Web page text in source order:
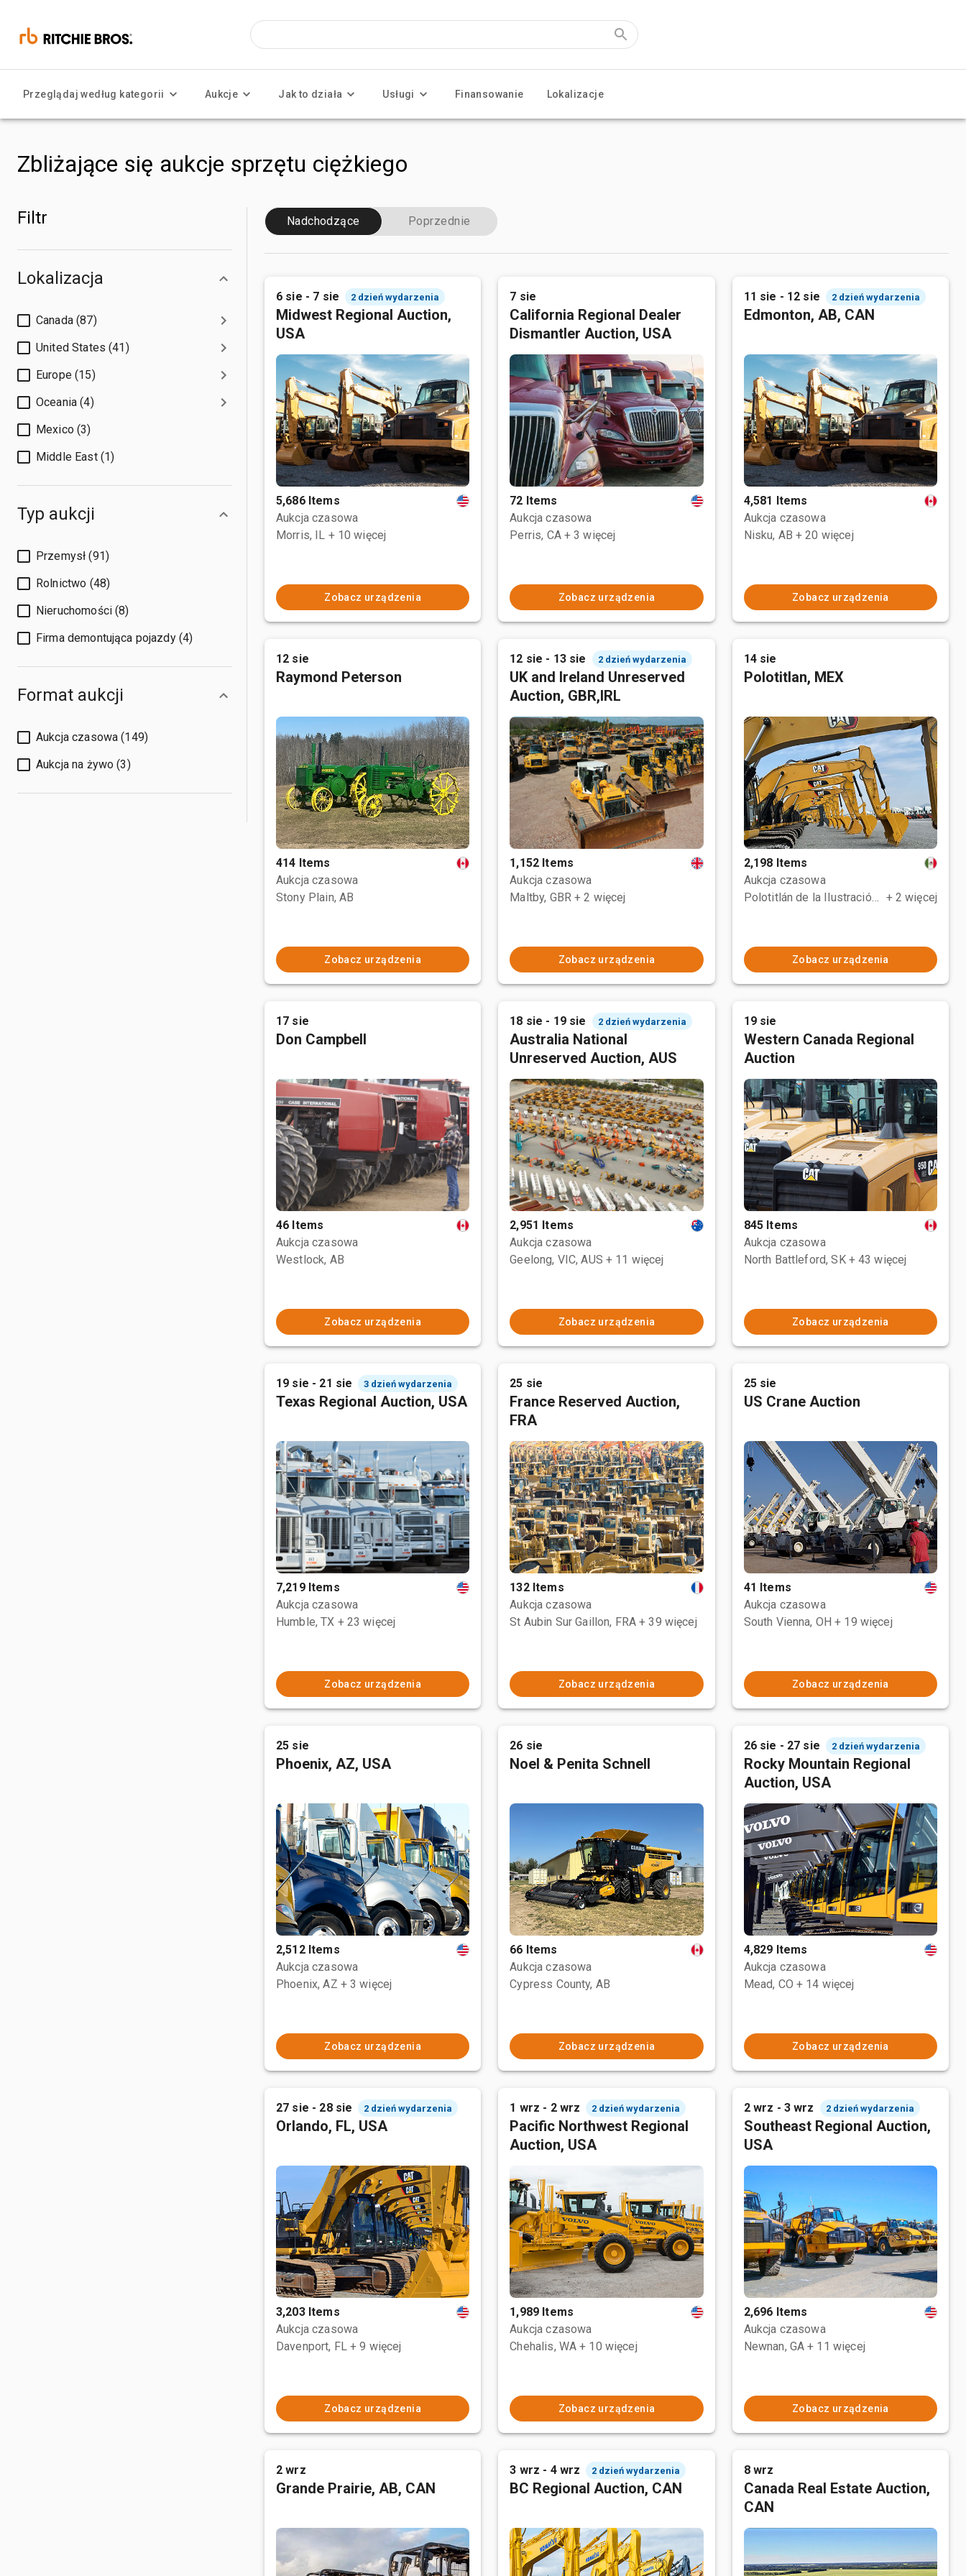
Przeglądaj według kategorii Aukcje Jak to działa Usługi Finansowanie Lokalizacje
Zbliżające się aukcje sprzętu ciężkiego
Filtr
Lokalizacja
Canada (87)
United States (41)
Europe (15)
Oceania (4)
Mexico (3)
Middle East (1)
Typ aukcji
Przemysł (91)
Rolnictwo (48)
Nieruchomości (8)
Firma demontująca pojazdy (4)
Format aukcji
Aukcja czasowa (149)
Aukcja na żywo (3)
Nadchodzące Poprzednie
6 sie - 7 sie 2 dzień wydarzenia
Midwest Regional Auction,
USA
5,686 Items
Aukcja czasowa
Morris, IL + 10 więcej
Zobacz urządzenia
7 sie
California Regional Dealer
Dismantler Auction, USA
72 Items
Aukcja czasowa
Perris, CA + 3 więcej
Zobacz urządzenia
11 sie - 12 sie 2 dzień wydarzenia
Edmonton, AB, CAN
4,581 Items
Aukcja czasowa
Nisku, AB + 20 więcej
Zobacz urządzenia
12 sie
Raymond Peterson
414 Items
Aukcja czasowa
Stony Plain, AB
Zobacz urządzenia
12 sie - 13 sie 2 dzień wydarzenia
UK and Ireland Unreserved
Auction, GBR,IRL
1,152 Items
Aukcja czasowa
Maltby, GBR + 2 więcej
Zobacz urządzenia
14 sie
Polotitlan, MEX
2,198 Items
Aukcja czasowa
Polotitlán de la Ilustración, MEX + 2 więcej
Zobacz urządzenia
17 sie
Don Campbell
46 Items
Aukcja czasowa
Westlock, AB
Zobacz urządzenia
18 sie - 19 sie 2 dzień wydarzenia
Australia National
Unreserved Auction, AUS
2,951 Items
Aukcja czasowa
Geelong, VIC, AUS + 11 więcej
Zobacz urządzenia
19 sie
Western Canada Regional
Auction
845 Items
Aukcja czasowa
North Battleford, SK + 43 więcej
Zobacz urządzenia
19 sie - 21 sie 3 dzień wydarzenia
Texas Regional Auction, USA
7,219 Items
Aukcja czasowa
Humble, TX + 23 więcej
Zobacz urządzenia
25 sie
France Reserved Auction,
FRA
132 Items
Aukcja czasowa
St Aubin Sur Gaillon, FRA + 39 więcej
Zobacz urządzenia
25 sie
US Crane Auction
41 Items
Aukcja czasowa
South Vienna, OH + 19 więcej
Zobacz urządzenia
25 sie
Phoenix, AZ, USA
2,512 Items
Aukcja czasowa
Phoenix, AZ + 3 więcej
Zobacz urządzenia
26 sie
Noel & Penita Schnell
66 Items
Aukcja czasowa
Cypress County, AB
Zobacz urządzenia
26 sie - 27 sie 2 dzień wydarzenia
Rocky Mountain Regional
Auction, USA
4,829 Items
Aukcja czasowa
Mead, CO + 14 więcej
Zobacz urządzenia
27 sie - 28 sie 2 dzień wydarzenia
Orlando, FL, USA
3,203 Items
Aukcja czasowa
Davenport, FL + 9 więcej
Zobacz urządzenia
1 wrz - 2 wrz 2 dzień wydarzenia
Pacific Northwest Regional
Auction, USA
1,989 Items
Aukcja czasowa
Chehalis, WA + 10 więcej
Zobacz urządzenia
2 wrz - 3 wrz 2 dzień wydarzenia
Southeast Regional Auction,
USA
2,696 Items
Aukcja czasowa
Newnan, GA + 11 więcej
Zobacz urządzenia
2 wrz
Grande Prairie, AB, CAN
3 wrz - 4 wrz 2 dzień wydarzenia
BC Regional Auction, CAN
8 wrz
Canada Real Estate Auction,
CAN